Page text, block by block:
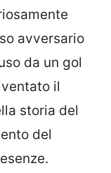
avversario
da un gol
il
storia del
del